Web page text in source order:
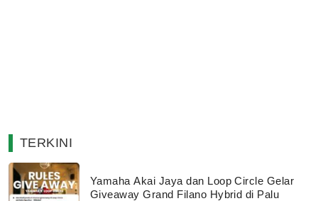
TERKINI
Yamaha Akai Jaya dan Loop Circle Gelar
Giveaway Grand Filano Hybrid di Palu